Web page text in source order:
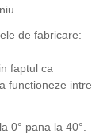
de fabricare:
faptul ca
functioneze intre
0° pana la 40°.